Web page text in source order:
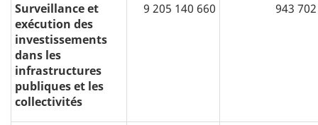
Surveillance et
exécution des
investissements
dans les
infrastructures
publiques et les
collectivités
9 205 140 660 943 702